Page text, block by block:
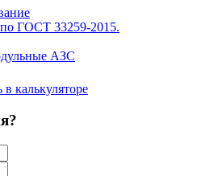
ГОСТ 33259-2015.
АЗС
в калькуляторе